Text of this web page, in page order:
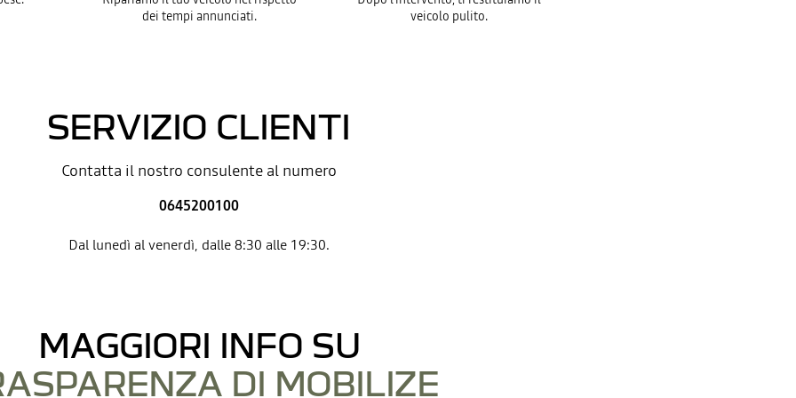
dei tempi annunciati.
veicolo pulito.
SERVIZIO CLIENTI
Contatta il nostro consulente al numero
0645200100
Dal lunedì al venerdì, dalle 8:30 alle 19:30.
MAGGIORI INFO SU
DI MOBILIZE